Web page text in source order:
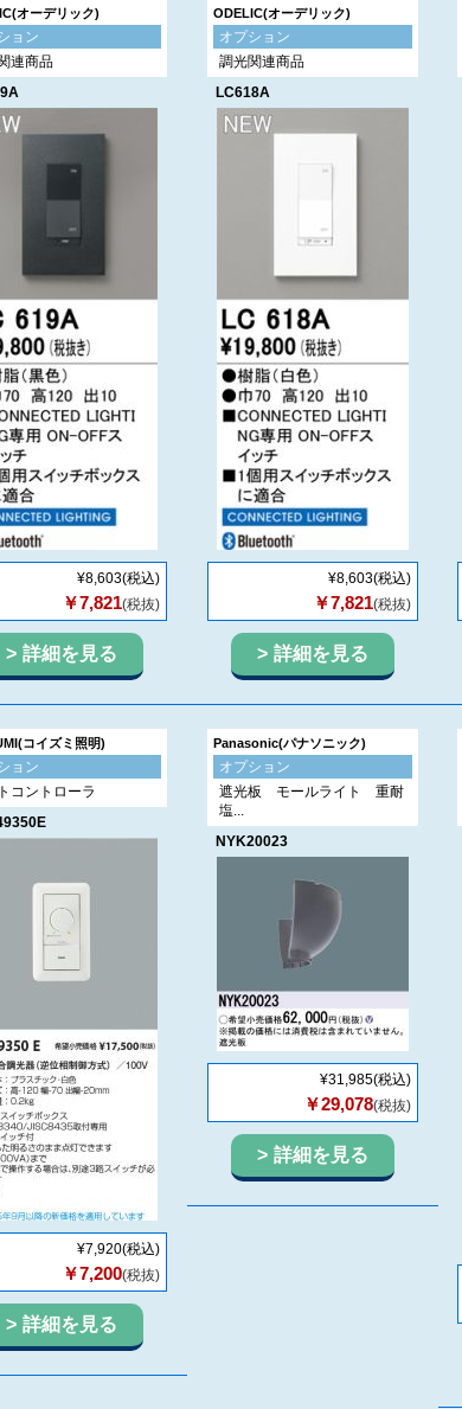
オーデリック)
ョン
連商品
¥8,603(税込)
￥7,821(税抜)
詳細を見る
ODELIC(オーデリック)
オプション
調光関連商品
LC618A
¥8,603(税込)
￥7,821(税抜)
詳細を見る
コイズミ照明)
ョン
コントローラ
¥7,920(税込)
￥7,200(税抜)
詳細を見る
Panasonic(パナソニック)
オプション
遮光板 モールライト 重耐
塩...
NYK20023
¥31,985(税込)
￥29,078(税抜)
詳細を見る